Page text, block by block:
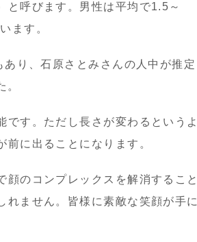
と呼びます。男性は平均で1.5～
ます。
あり、石原さとみさんの人中が推定
。
です。ただし長さが変わるというよ
に出ることになります。
顔のコンプレックスを解消すること
れません。皆様に素敵な笑顔が手に